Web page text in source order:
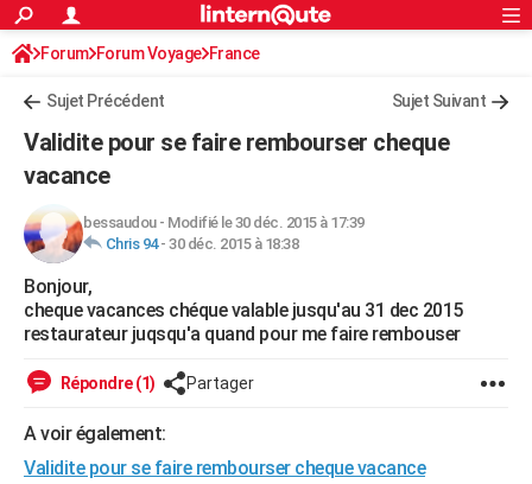
ACTUALITÉS
Politique
Société
Faits Divers
Education
Monde
Villes
+
FINANCE
Retraite
Impôts
Epargne
Immobilier
Risques naturels par ville
Banque
Assurance
Crédit
AUTO
Essais
Réserver un essai
Citadines
Berlines
SUV
Forum auto
HIGH-TECH
Mobiles
Meilleur smartphone
Internet
Ordinateurs
Jeux vidéo
Guide high-tech
+BRICOLAGE
WEEK-END
Art de vivre
Bien-être
Loisirs
Mode
Modes de vie
SANTE
S'inscrire
Connexion
Forum Forum Voyage France
Sujet Précédent Sujet Suivant
Validite pour se faire rembourser cheque
vacance
bessaudou- Modifié le 30 déc. 2015 à 17:39
Chris 94- 30 déc. 2015 à 18:38
Bonjour,
cheque vacances chéque valable jusqu'au 31 dec 2015
restaurateur juqsqu'a quand pour me faire rembouser
Répondre (1) Partager
A voir également:
Validite pour se faire rembourser cheque vacance